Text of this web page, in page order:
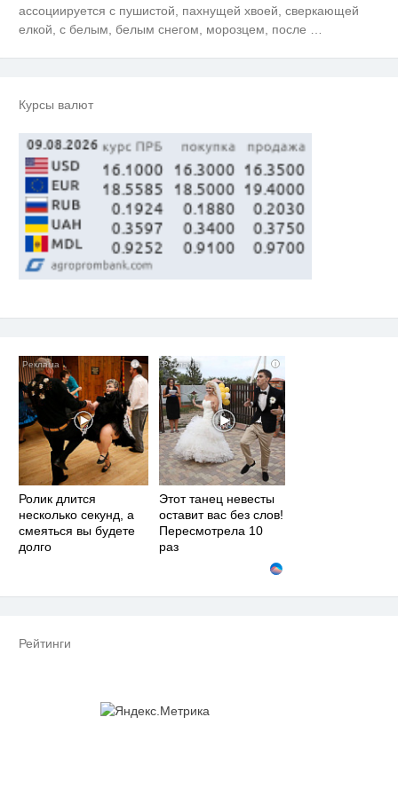
ассоциируется с пушистой, пахнущей хвоей, сверкающей
елкой, с белым, белым снегом, морозцем, после
Курсы валют
i
Ролик длится
несколько секунд, а
смеяться вы будете
долго
i
Этот танец невесты
оставит вас без слов!
Пересмотрела 10
раз
Рейтинги
i
Ролик длится несколько секунд,
а смеяться вы будете долго
призналась, чем ее
разочаровала Москва